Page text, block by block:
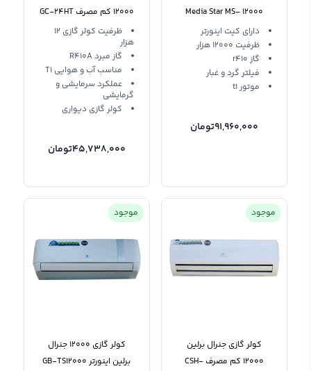
12000 Media Star MS-
S12000 Ultra R410 T1
دارای کیت اینورتر
ظرفیت 12000 هزار
گاز r410
فیلتر گرد و غبار
موتور t1
91,960,000تومان
12000 کم مصرف GC-24HT
R410A T1
ظرفیت کولر گازی 12
هزار
گاز مبرد R410A
مناسب آب و هوایی T1
عملکرد سرمایشی و
گرمایشی
کولر گازی دیواری
45,738,000تومان
موجود
کولر گازی جنرال برلین
12000 کم مصرف CSH-
موجود
کولر گازی 12000 جنرال
برلین اینورتر GB-TS12000